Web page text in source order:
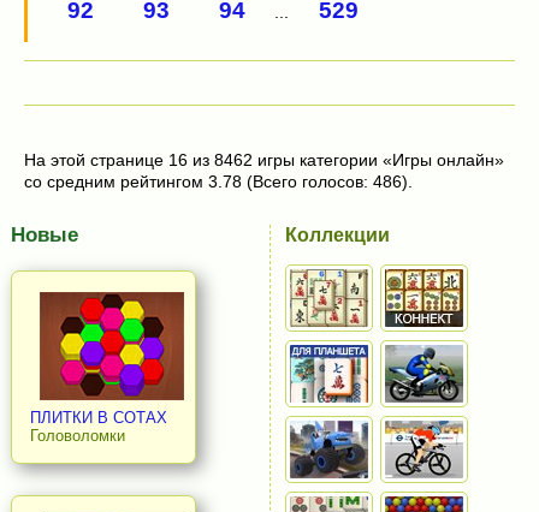
92 93 94 529
На этой странице 16 из 8462 игры категории «Игры онлайн»
со средним рейтингом 3.78 (Всего голосов: 486).
Новые
ПЛИТКИ В СОТАХ
Головоломки
Коллекции